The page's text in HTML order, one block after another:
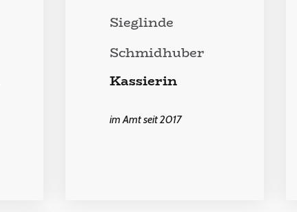
Sieglinde
Schmidhuber
Kassierin
im Amt seit 2017